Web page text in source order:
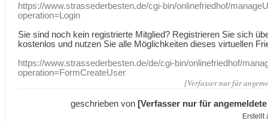
https://www.strassederbesten.de/cgi-bin/onlinefriedhof/
operation=Login
Sie sind noch kein registrierte Mitglied? Registrieren Sie sich
kostenlos und nutzen Sie alle Möglichkeiten dieses virtuellen
https://www.strassederbesten.de/de/cgi-bin/onlinefriedhof/
operation=FormCreateUser
[Verfasser nur für
geschrieben von [Verfasser nur für
Erstellt